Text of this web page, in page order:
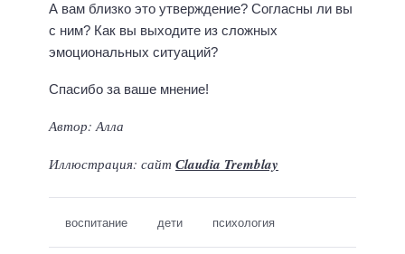
А вам близко это утверждение? Согласны ли вы
с ним? Как вы выходите из сложных
эмоциональных ситуаций?
Спасибо за ваше мнение!
Автор: Алла
Иллюстрация: сайт Сlaudia Tremblay
воспитание дети психология